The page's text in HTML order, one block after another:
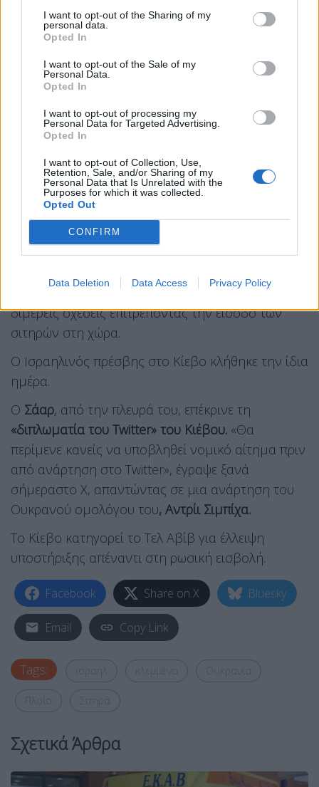
I want to opt-out of the Sharing of my
personal data.
Opted In
I want to opt-out of the Sale of my
Personal Data.
Opted In
I want to opt-out of processing my
Personal Data for Targeted Advertising.
Opted In
I want to opt-out of Collection, Use,
Retention, Sale, and/or Sharing of my
Personal Data that Is Unrelated with the
Purposes for which it was collected.
Opted Out
CONFIRM
Data Deletion Data Access Privacy Policy
αρμόδιες αρχές», τόνισε σήμερα ο Ισραηλινός
υπουργός Εξωτερικών
στο X.
Ουκρανία , η οποία πολεμά τη
από την
έναρξη της ρωσικής εισβολής το 2022, κατηγορεί
τακτικά τη Ρωσία για παράνομη
γεωργικών προϊόντωναπό τα εδάφη που έχει
καταλάβει η Μόσχα, κυρίως για κ
περισσότερων από δύο εκατομμυρίων τόνων
σιτηρώνμόνο το 2025.
Το Κίεβο ισχυρίζεται ότι τις τελευταίες εβδομάδες,
πολλά πλοία που μεταφέρουν αυτά τα σιτηρά
έχουν φτάσει στοισραηλινό λιμάνι Χάιφα. Ο
Ουκρανός πρόεδρος
Βολοντίμιρ Ζελένσκι
κατηγόρησε το Ισραήλ χθες ότι «
υπονομεύει
διμερείς σχέσεις επιτρέποντας την είσοδο των
σιτηρών στη χώρα.
Ο Ισραηλινός πρέσβης στο Κίεβο κλήθηκε την ίδια
ημέρα.
Ο Σάαρ, από την πλευρά του, επέκρινε τη
«διπλωματία του Twitter» του Κιέβου. «Θα
περίμενε κανείς να υποβληθεί νομικό αίτημα πριν
από ανάρτηση στο Twitter», έγραψε ξανά
σήμεραστο X, απαντώντας σε μια ανάρτηση του
Ουκρανού ομολόγου του, Αντρίι Σιμπίχα.
Το Κίεβο κατηγορεί το Τελ Αβίβ για έλλειψη
υποστήριξης απέναντι στη ρωσική εισβολή.
Facebook Share on X Bluesky
Email Copy Link
Tags:
Σχετικά Άρθρα